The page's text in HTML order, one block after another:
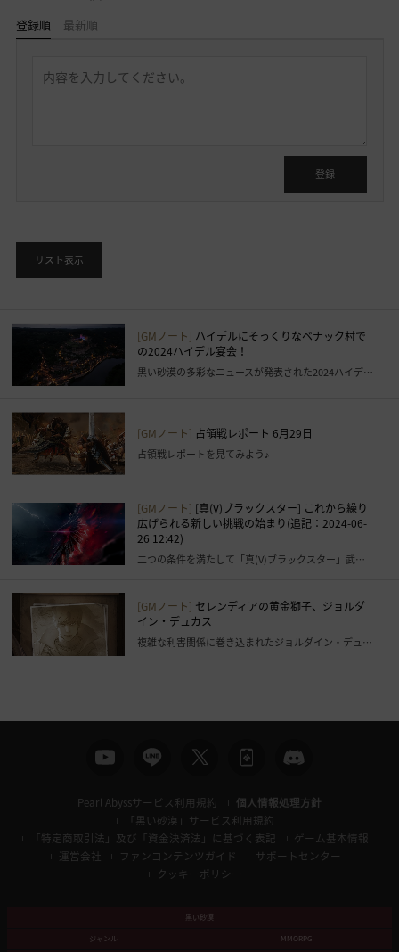
登録順 最新順
こ
と
が
ま
す
す
ぐ
ロ
イ
ン
ペ
移
動
し
す
か
?
登録
リスト表示
[GMノート] ハイデルにそっくりなベナック村で
の2024ハイデル宴会！
黒い砂漠の多彩なニュースが発表された2024ハイデル宴会の現場！
[GMノート] 占領戦レポート 6月29日
占領戦レポートを見てみよう♪
[GMノート] [真(V)ブラックスター] これから繰り
広げられる新しい挑戦の始まり(追記：2024-06-
26 12:42)
二つの条件を満たして「真(V)ブラックスター」武器を獲得しましょう！
[GMノート] セレンディアの黄金獅子、ジョルダ
イン・デュカス
複雑な利害関係に巻き込まれたジョルダイン・デュカスが闇の君主へと様変わりした理由は？
Pearl Abyssサービス利用規約
個人情報処理方針
「黒い砂漠」サービス利用規約
「特定商取引法」及び「資金決済法」に基づく表記
ゲーム基本情報
運営会社
ファンコンテンツガイド
サポートセンター
クッキーポリシー
黒い砂漠
ジャンル
MMORPG